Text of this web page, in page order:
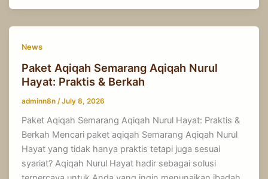
News
Paket Aqiqah Semarang Aqiqah Nurul
Hayat: Praktis & Berkah
adminn8n /July 8, 2026
Paket Aqiqah Semarang Aqiqah Nurul Hayat: Praktis &
Berkah Mencari paket aqiqah Semarang Aqiqah Nurul
Hayat yang tidak hanya praktis tetapi juga sesuai
syariat? Aqiqah Nurul Hayat hadir sebagai solusi